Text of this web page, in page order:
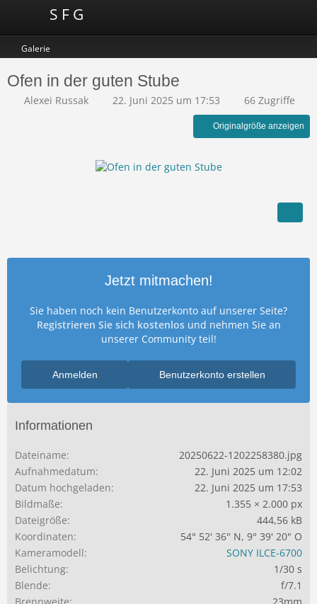
S F G
Galerie
Ofen in der guten Stube
Alexei Russak 22. Juni 2025 um 17:53 66 Zugriffe
Originalgröße anzeigen
Jetzt mitmachen!
Sie haben noch kein Benutzerkonto auf unserer Seite?
Registrieren Sie sich kostenlosund nehmen Sie an
unserer Community teil!
Benutzerkonto erstellen
Anmelden
Informationen
Dateiname
20250622-1202258380.jpg
Aufnahmedatum
22. Juni 2025 um 12:02
Datum hochgeladen
22. Juni 2025 um 17:53
Bildmaße
1.355 × 2.000 px
Dateigröße
444,56 kB
Koordinaten
54° 52' 36" N, 9° 39' 20" O
Kameramodell
SONY ILCE-6700
Belichtung
1/30 s
Blende
f/7.1